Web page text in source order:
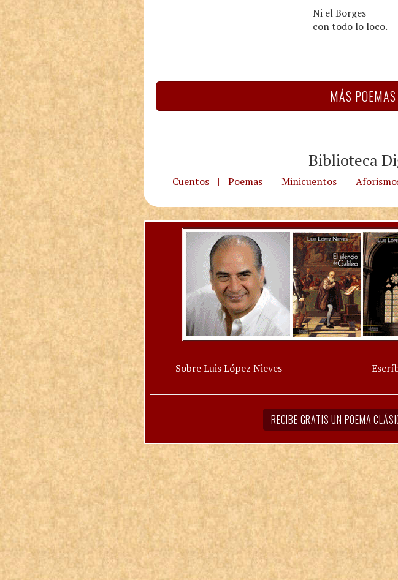
Ni el Borges
con todo lo loco.
MÁS
Biblioteca
Cuentos | Poemas | Minicuentos |
Sobre Luis López Nieves
RECIBE GRATIS UN POEMA